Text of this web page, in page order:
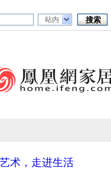
站内
术，走进生活